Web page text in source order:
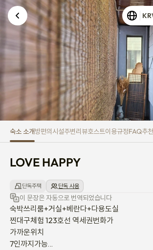
LOVE HAPPY
숙소 소개방편의시설주변리뷰호스트이용규정FAQ추천
LOVE HAPPY
단독주택 단독 사용
이 문장은 자동으로 번역되었습니다
숙박쓰리룸+거실+베란다+다용도실
찐대구체험 123호선 역세권번화가
가까운위치
7인까지가능